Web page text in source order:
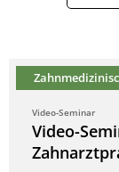
Video-Seminar
Video-